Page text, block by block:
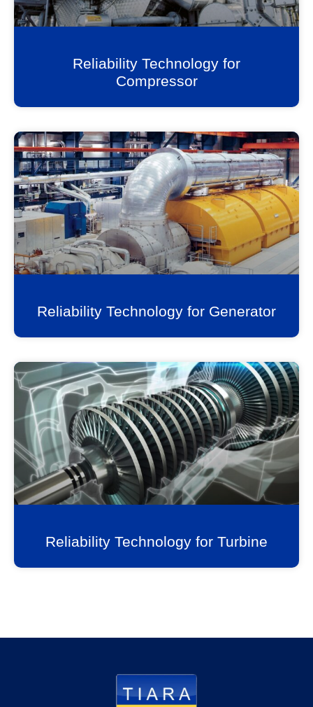
Reliability Technology for
Compressor
Reliability Technology for Generator
Reliability Technology for Turbine